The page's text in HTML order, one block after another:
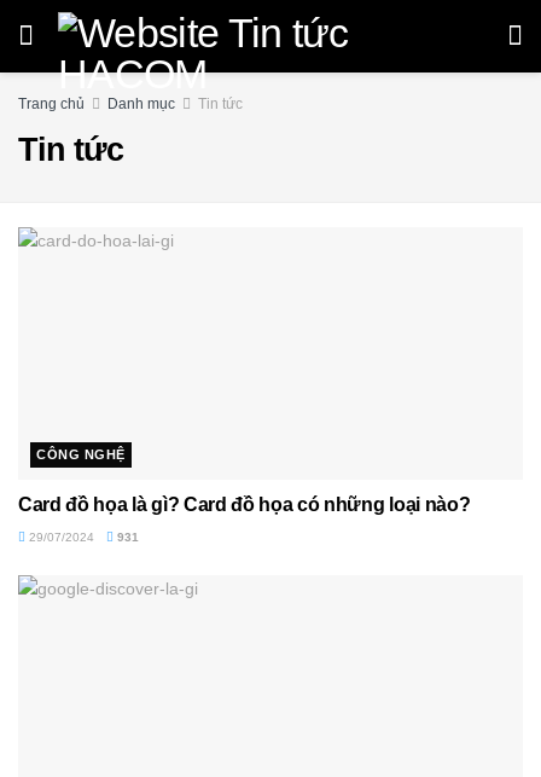
Trang chủ Danh mục Tin tức
Tin tức
CÔNG NGHỆ
Card đồ họa là gì? Card đồ họa có những loại nào?
29/07/2024 931